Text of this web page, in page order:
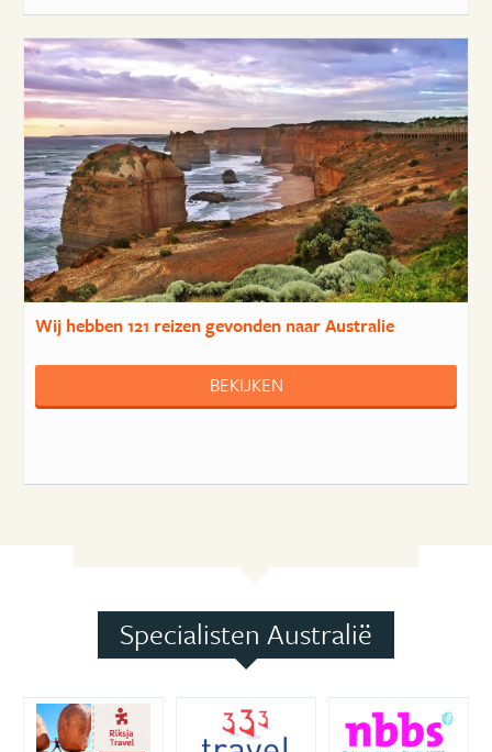
Wij hebben121 reizengevonden naar Australie
BEKIJKEN
Specialisten Australië